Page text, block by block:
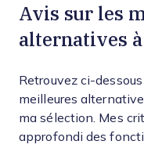
Avis sur les
alternatives
Retrouvez ci-
meilleures
ma sélection. Mes
approfondi des